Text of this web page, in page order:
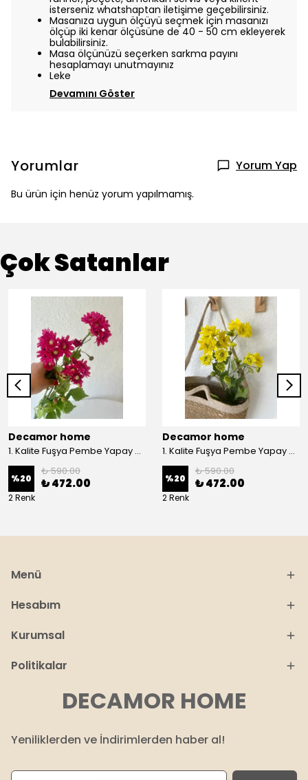
isterseniz whatshaptan iletişime geçebilirsiniz.
Masanıza uygun ölçüyü seçmek için masanızı
ölçüp iki kenar ölçüsüne de 40 - 50 cm ekleyerek
bulabilirsiniz.
Masa ölçünüzü seçerken sarkma payını
hesaplamayı unutmayınız
Leke
Devamını Göster
Yorumlar Yorum Yap
Bu ürün için henüz yorum yapılmamış.
Çok Satanlar
Decamor home
1. Kalite Fuşya Pembe Yapay Kasımpatı Dalı Çiçeği 80 cm - Pembee
%20
₺ 590.00
₺ 472.00
2 Renk
Decamor home
1. Kalite Fuşya Pembe Yapay Kasımpatı Dalı Çiçeği 80 cm - Sarı
%20
₺ 590.00
₺ 472.00
2 Renk
Menü
Hesabım
Kurumsal
Politikalar
DECAMOR HOME
Yeniliklerden ve İndirimlerden haber al!